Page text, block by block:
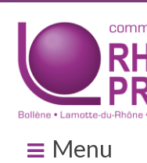
Menu